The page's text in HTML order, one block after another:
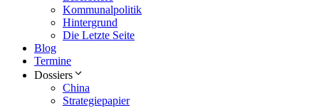
Kommunalpolitik
Hintergrund
Die Letzte Seite
Blog
Termine
Dossiers
China
Strategiepapier